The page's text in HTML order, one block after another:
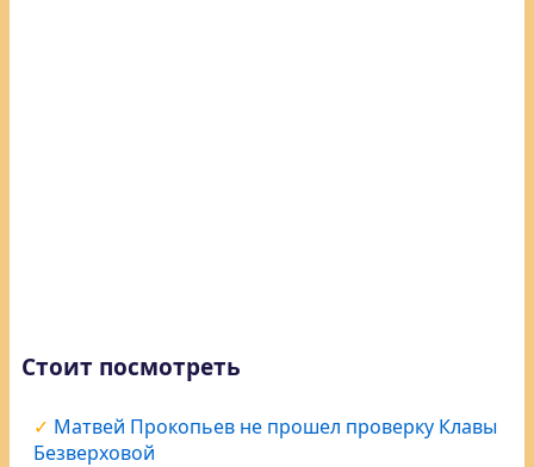
Стоит посмотреть
Матвей Прокопьев не прошел проверку Клавы
Безверховой